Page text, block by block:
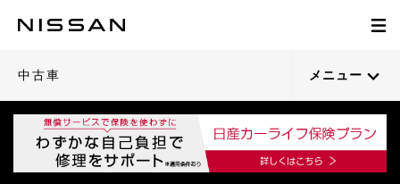
中古車 メニュー
28
閉じる